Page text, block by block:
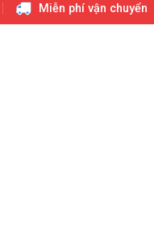
Miễn phí vận chuyển